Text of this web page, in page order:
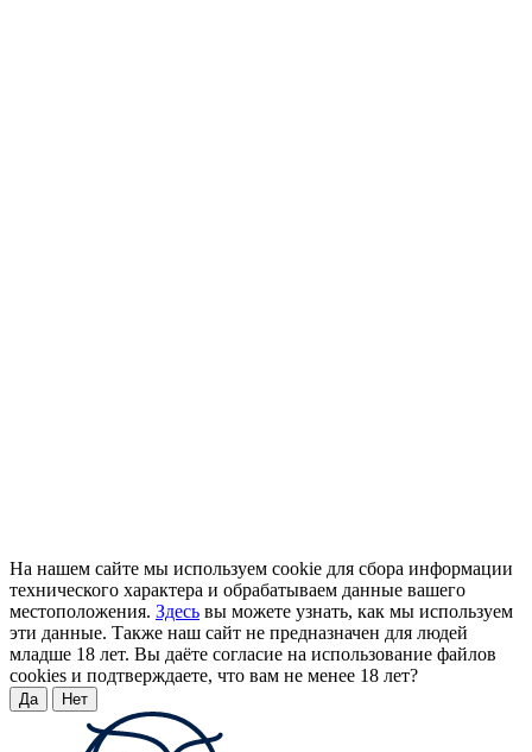
На нашем сайте мы используем cookie для сбора информации
технического характера и обрабатываем данные вашего
местоположения. Здесь вы можете узнать, как мы используем
эти данные. Также наш сайт не предназначен для людей
младше 18 лет. Вы даёте согласие на использование файлов
cookies и подтверждаете, что вам не менее 18 лет?
Да Нет